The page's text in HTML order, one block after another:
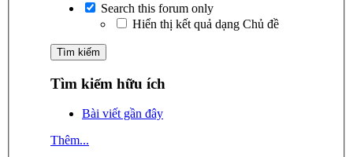
Search this forum only
Hiển thị kết quả dạng Chủ đề
Tìm kiếm hữu ích
Bài viết gần đây
Thêm...